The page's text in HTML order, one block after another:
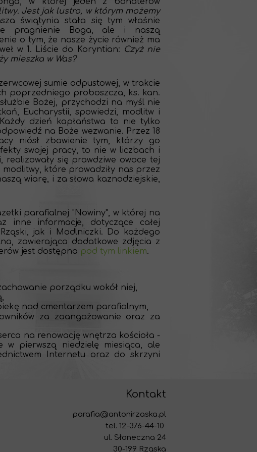
Jest jak lustro, w którym możemy
świątynia stała się tym właśnie
pragnienie Boga, ale i naszą
o tym, że nasze życie również ma
w 1. Liście do Koryntian: Czyż nie
mieszka w Was?
sumie odpustowej, w trakcie
poprzedniego proboszcza, ks. kan.
Bożej, przychodzi na myśl nie
Eucharystii, spowiedzi, modlitw i
dzień kapłaństwa to nie tylko
na Boże wezwanie. Przez 18
niósł zbawienie tym, którzy go
swojej pracy, to nie w liczbach i
realizowały się prawdziwe owoce tej
modlitwy, które prowadziły nas przez
wiarę, i za słowa kaznodziejskie,
parafialnej "Nowiny", w której na
inne informacje, dotyczące całej
jak i Modlniczki. Do każdego
zawierająca dodatkowe zdjęcia z
jest dostępna pod tym linkiem.
porządku wokół niej,
nad cmentarzem parafialnym,
za zaangażowanie oraz za
na renowację wnętrza kościoła -
pierwszą niedzielę miesiąca, ale
Internetu oraz do skrzyni
Kontakt
parafia@antonirzaska.pl
tel. 12-376-44-10
ul. Słoneczna 24
30-199 Rząska